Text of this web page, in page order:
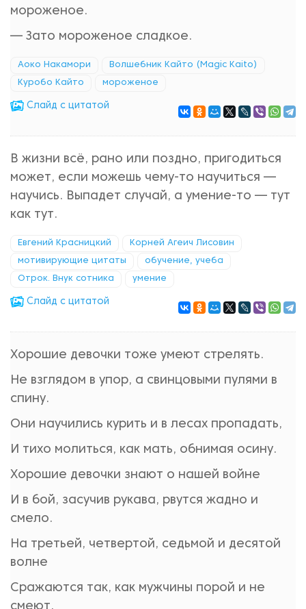
мороженое.
— Зато мороженое сладкое.
Аоко Накамори Волшебник Кайто (Magic Kaito)
Куробо Кайто мороженое
Cлайд с цитатой
В жизни всё, рано или поздно, пригодиться
может, если можешь чему-то научиться —
научись. Выпадет случай, а умение-то — тут
как тут.
Евгений Красницкий Корней Агеич Лисовин
мотивирующие цитаты обучение, учеба
Отрок. Внук сотника умение
Cлайд с цитатой
Хорошие девочки тоже умеют стрелять.
Не взглядом в упор, а свинцовыми пулями в
спину.
Они научились курить и в лесах пропадать,
И тихо молиться, как мать, обнимая осину.
Хорошие девочки знают о нашей войне
И в бой, засучив рукава, рвутся жадно и
смело.
На третьей, четвертой, седьмой и десятой
волне
Сражаются так, как мужчины порой и не
смеют.